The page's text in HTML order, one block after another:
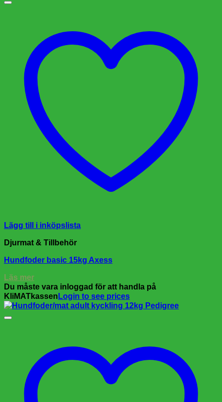
Lägg till i inköpslista
Djurmat & Tillbehör
Hundfoder basic 15kg Axess
Läs mer
Du måste vara inloggad för att handla på
KliMATkassen Login to see prices